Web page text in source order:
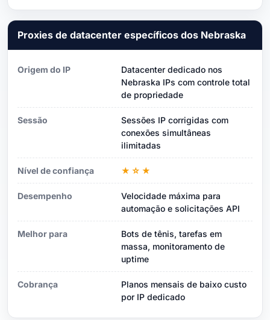
Proxies de datacenter específicos dos Nebraska
Origem do IP
Datacenter dedicado nos
Nebraska IPs com controle total
de propriedade
Sessão
Sessões IP corrigidas com
conexões simultâneas
ilimitadas
Nível de confiança ★☆★
Desempenho
Velocidade máxima para
automação e solicitações API
Melhor para
Bots de tênis, tarefas em
massa, monitoramento de
uptime
Cobrança
Planos mensais de baixo custo
por IP dedicado